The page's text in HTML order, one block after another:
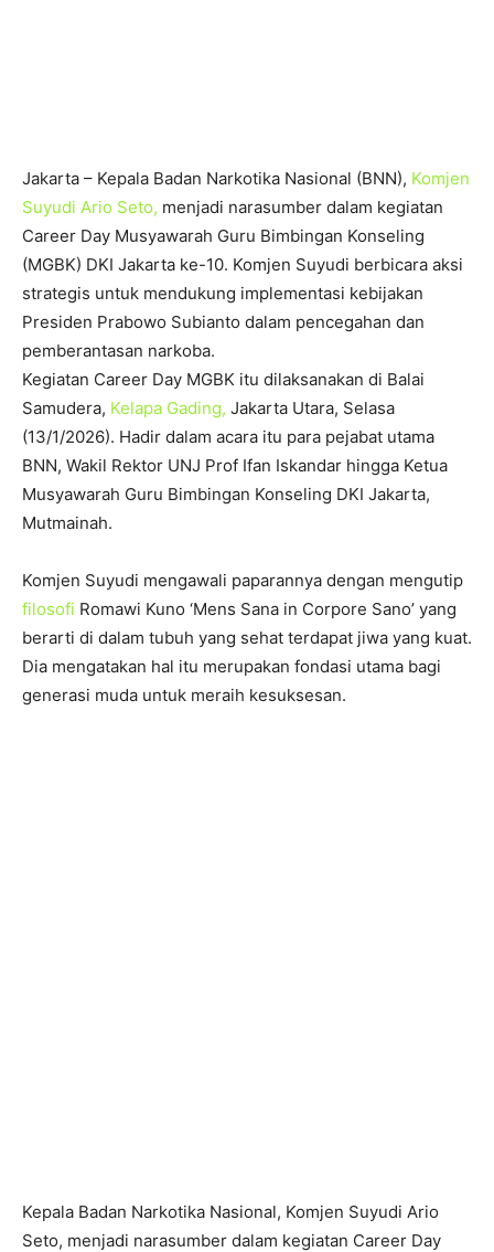
Jakarta – Kepala Badan Narkotika Nasional (BNN), Komjen
Suyudi Ario Seto, menjadi narasumber dalam kegiatan
Career Day Musyawarah Guru Bimbingan Konseling
(MGBK) DKI Jakarta ke-10. Komjen Suyudi berbicara aksi
strategis untuk mendukung implementasi kebijakan
Presiden Prabowo Subianto dalam pencegahan dan
pemberantasan narkoba.
Kegiatan Career Day MGBK itu dilaksanakan di Balai
Samudera, Kelapa Gading, Jakarta Utara, Selasa
(13/1/2026). Hadir dalam acara itu para pejabat utama
BNN, Wakil Rektor UNJ Prof Ifan Iskandar hingga Ketua
Musyawarah Guru Bimbingan Konseling DKI Jakarta,
Mutmainah.
Komjen Suyudi mengawali paparannya dengan mengutip
filosofi Romawi Kuno ‘Mens Sana in Corpore Sano’ yang
berarti di dalam tubuh yang sehat terdapat jiwa yang kuat.
Dia mengatakan hal itu merupakan fondasi utama bagi
generasi muda untuk meraih kesuksesan.
Kepala Badan Narkotika Nasional, Komjen Suyudi Ario
Seto, menjadi narasumber dalam kegiatan Career Day